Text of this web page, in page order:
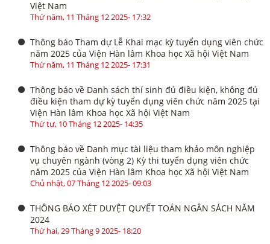
Việt Nam
Thứ năm, 11 Tháng 12 2025- 17:32
Thông báo Tham dự Lễ Khai mạc kỳ tuyển dụng viên chức
năm 2025 của Viện Hàn lâm Khoa học Xã hội Việt Nam
Thứ năm, 11 Tháng 12 2025- 17:31
Thông báo về Danh sách thí sinh đủ điều kiện, không đủ
điều kiện tham dự kỳ tuyển dụng viên chức năm 2025 tại
Viện Hàn lâm Khoa học Xã hội Việt Nam
Thứ tư, 10 Tháng 12 2025- 14:35
Thông báo về Danh mục tài liệu tham khảo môn nghiệp
vụ chuyên ngành (vòng 2) Kỳ thi tuyển dụng viên chức
năm 2025 của Viện Hàn lâm Khoa học Xã hội Việt Nam
Chủ nhật, 07 Tháng 12 2025- 09:03
THÔNG BÁO XÉT DUYỆT QUYẾT TOÁN NGÂN SÁCH NĂM
2024
Thứ hai, 29 Tháng 9 2025- 18:20